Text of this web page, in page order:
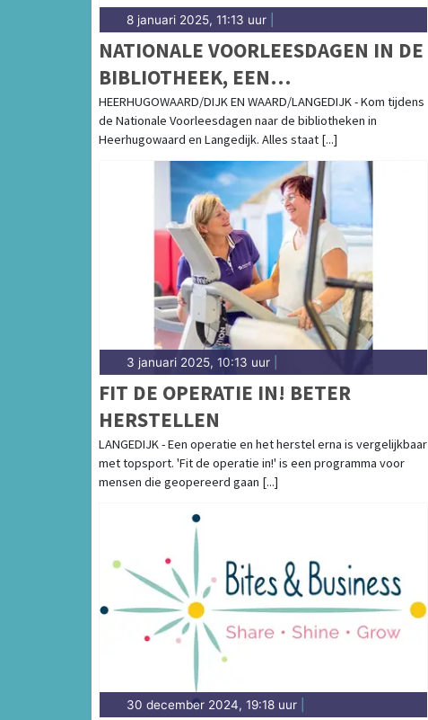
8 januari 2025, 11:13 uur
NATIONALE VOORLEESDAGEN IN DE
BIBLIOTHEEK, EEN
VOORLEESFEEST
HEERHUGOWAARD/DIJK EN WAARD/LANGEDIJK - Kom tijdens
de Nationale Voorleesdagen naar de bibliotheken in
Heerhugowaard en Langedijk. Alles staat [...]
3 januari 2025, 10:13 uur
FIT DE OPERATIE IN! BETER
HERSTELLEN
LANGEDIJK - Een operatie en het herstel erna is vergelijkbaar
met topsport. 'Fit de operatie in!' is een programma voor
mensen die geopereerd gaan [...]
30 december 2024, 19:18 uur